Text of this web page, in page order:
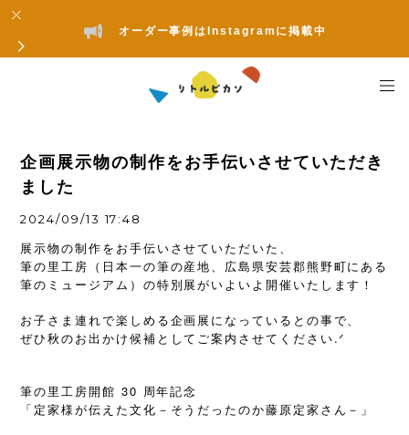
オーダー事例はInstagramに掲載中
企画展示物の制作をお手伝いさせていただき
ました
2024/09/13 17:48
展示物の制作をお手伝いさせていただいた、
筆の里工房（日本一の筆の産地、広島県安芸郡熊野町にある
筆のミュージアム）の特別展がいよいよ開催いたします！
お子さま連れで楽しめる企画展になっているとの事で、
ぜひ秋のお出かけ候補としてご案内させてください.ᐟ
筆の里工房開館 30 周年記念
「定家様が伝えた文化－そうだったのか藤原定家さん－」